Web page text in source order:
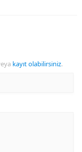
kayıt olabilirsiniz.